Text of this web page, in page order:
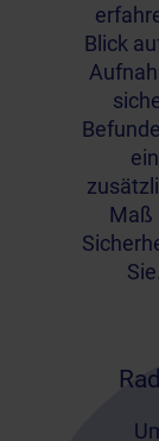
Blick
ein
Maß
Sie.